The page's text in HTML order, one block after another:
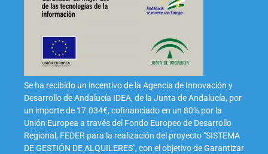
Se ha recibido un incentivo de la Agencia de Innovación y
Desarrollo de Andalucía IDEA, de la Junta de Andalucía, por
un importe de 17.034€, cofinanciado en un 80% por la
Unión Europea a través del Fondo Europeo de Desarrollo
Regional, FEDER para la realización del proyecto "SISTEMA
DE GESTIÓN DE ALQUILERES", con el objetivo de Garantizar